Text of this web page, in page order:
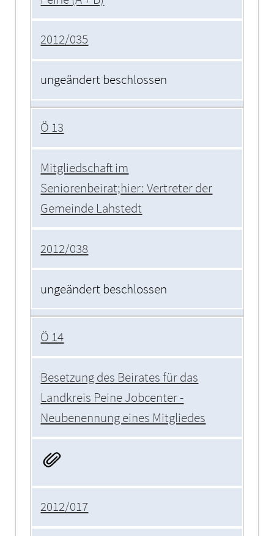
2012/035
ungeändert beschlossen
Ö 13
Mitgliedschaft im
Seniorenbeirat;hier: Vertreter der
Gemeinde Lahstedt
2012/038
ungeändert beschlossen
Ö 14
Besetzung des Beirates für das
Landkreis Peine Jobcenter -
Neubenennung eines Mitgliedes
2012/017